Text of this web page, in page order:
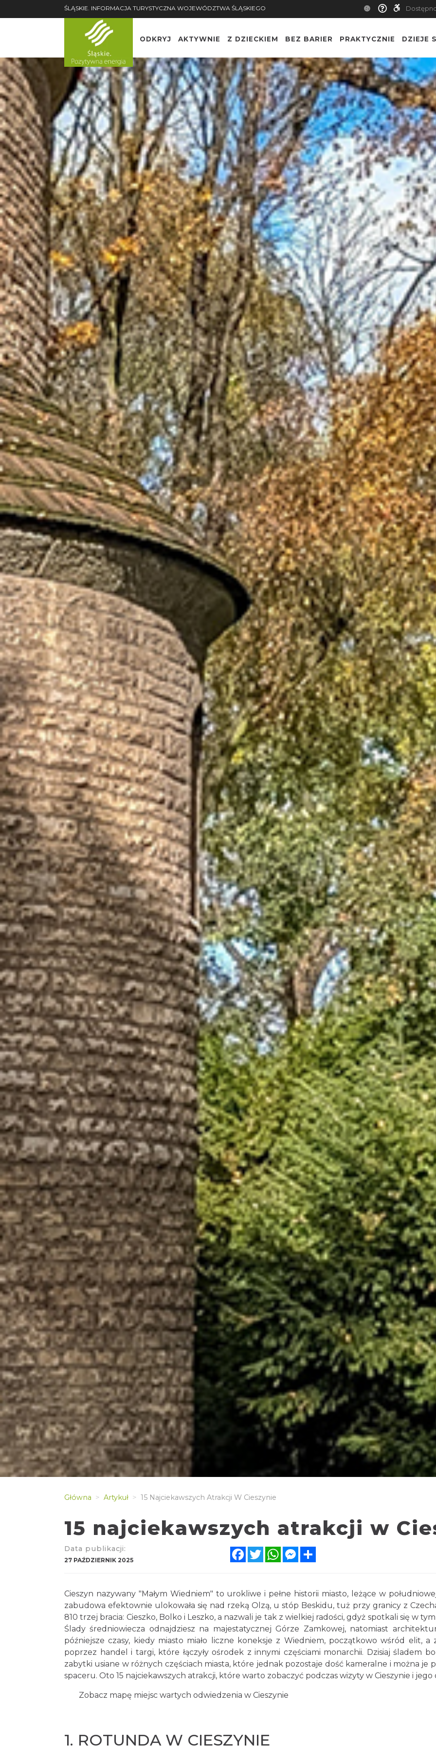
ŚLĄSKIE. INFORMACJA TURYSTYCZNA WOJEWÓDZTWA ŚLĄSKIEGO
ODKRYJ AKTYWNIE Z DZIECKIEM BEZ BARIER PRAKTYCZNIE DZIEJE
Główna Artykuł 15 Najciekawszych Atrakcji W Cieszynie
15 najciekawszych atrakcji w
Data publikacji:
27 PAŹDZIERNIK 2025
FacebookTwitterWhatsAppMessenger
Cieszyn nazywany "Małym Wiedniem" to urokliwe i pełne historii miasto, leżące w
zabudowa efektownie ulokowała się nad rzeką Olzą, u stóp Beskidu, tuż przy granicy z
810 trzej bracia: Cieszko, Bolko i Leszko, a nazwali je tak z wielkiej radości, gdyż spotkali się w
Ślady średniowiecza odnajdziesz na majestatycznej Górze Zamkowej, natomiast
późniejsze czasy, kiedy miasto miało liczne koneksje z Wiedniem, początkowo wśród elit,
poprzez handel i targi, które łączyły ośrodek z innymi częściami monarchii. Dzisiaj śladem
zabytki usiane w różnych częściach miasta, które jednak pozostaje dość kameralne i można
spaceru. Oto 15 najciekawszych atrakcji, które warto zobaczyć podczas wizyty w Cieszynie i jego
Zobacz mapę miejsc wartych odwiedzenia w Cieszynie
1. ROTUNDA W CIESZYNIE